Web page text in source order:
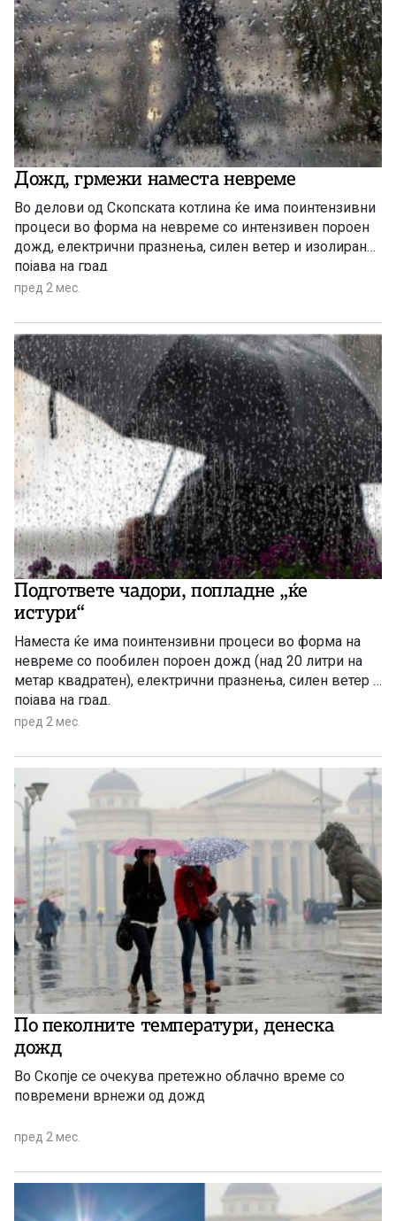
Дожд, грмежи наместа невреме
Во делови од Скопската котлина ќе има поинтензивни
процеси во форма на невреме со интензивен пороен
дожд, електрични празнења, силен ветер и изолирана
појава на град
пред 2 мес.
Подгответе чадори, попладне „ќе
истури“
Наместа ќе има поинтензивни процеси во форма на
невреме со пообилен пороен дожд (над 20 литри на
метар квадратен), електрични празнења, силен ветер и
појава на град.
пред 2 мес.
По пеколните температури, денеска
дожд
Во Скопје се очекува претежно облачно време со
повремени врнежи од дожд
пред 2 мес.